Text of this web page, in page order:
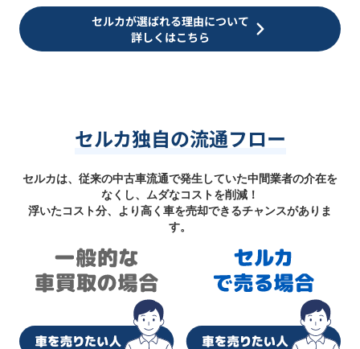
セルカが選ばれる理由について
詳しくはこちら
セルカ独自の流通フロー
セルカは、従来の中古車流通で発生していた中間業者の介在を
なくし、ムダなコストを削減！
浮いたコスト分、より高く車を売却できるチャンスがありま
す。